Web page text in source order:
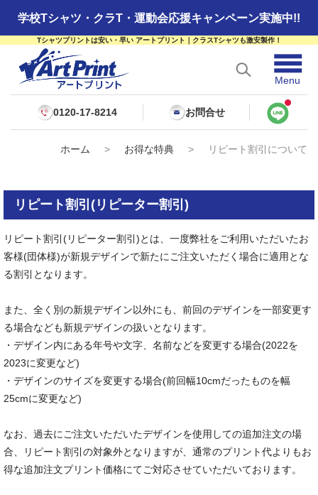
学校Tシャツ・クラT・運動会応援キャンペーン実施中!!
Tシャツプリントは安い・早い アートプリント｜クラスTシャツも激安製作！
☰
Menu
0120-17-8214 お問合せ
ホーム > お得な特典 > リピート割引について
リピート割引(リピーター割引)
リピート割引(リピーター割引)とは、一度弊社をご利用いただいたお
客様(団体様)が新規デザインで新たにご注文いただく場合に適用とな
る割引となります。
また、全く別の新規デザイン以外にも、前回のデザインを一部変更す
る場合なども新規デザインの扱いとなります。
・デザイン内にある年号や文字、名前などを変更する場合(2022を
2023に変更など)
・デザインのサイズを変更する場合(前回幅10cmだったものを幅
25cmに変更など)
なお、過去にご注文いただいたデザインを使用しての追加注文の場
合、リピート割引の対象外となりますが、通常のプリント代よりもお
得な追加注文プリント価格にてご対応させていただいております。